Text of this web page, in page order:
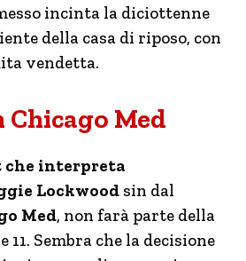
incinta la diciottenne
della casa di riposo, con
vendetta.
Chicago Med
che interpreta
Lockwood sin dal
Med, non farà parte della
11. Sembra che la decisione